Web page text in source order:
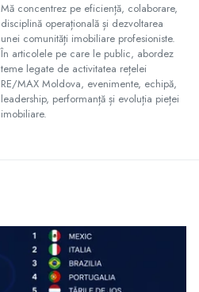
Mă concentrez pe eficiență, colaborare,
disciplină operațională și dezvoltarea
unei comunități imobiliare profesioniste.
În articolele pe care le public, abordez
teme legate de activitatea rețelei
RE/MAX Moldova, evenimente, echipă,
leadership, performanță și evoluția pieței
imobiliare.